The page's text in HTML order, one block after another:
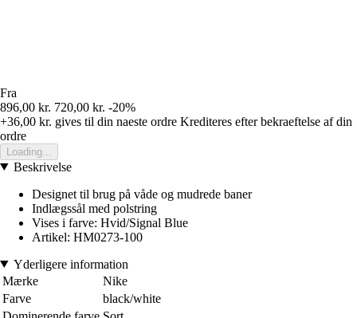
Fra
896,00 kr. 720,00 kr. -20%
+36,00 kr. gives til din naeste ordre Krediteres efter bekraeftelse af din
ordre
Loading...
Beskrivelse
Designet til brug på våde og mudrede baner
Indlægssål med polstring
Vises i farve: Hvid/Signal Blue
Artikel: HM0273-100
Yderligere information
Mærke
Nike
Farve
black/white